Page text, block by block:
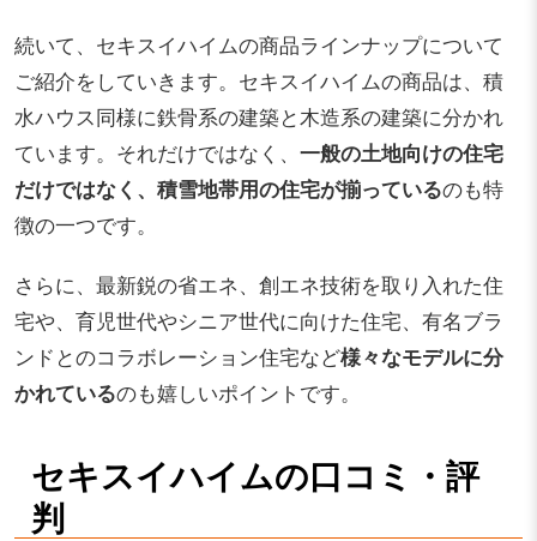
続いて、セキスイハイムの商品ラインナップについて
ご紹介をしていきます。セキスイハイムの商品は、積
水ハウス同様に鉄骨系の建築と木造系の建築に分かれ
ています。それだけではなく、 一般の土地向けの住宅
だけではなく、積雪地帯用の住宅が揃っているのも特
徴の一つです。
さらに、最新鋭の省エネ、創エネ技術を取り入れた住
宅や、育児世代やシニア世代に向けた住宅、有名ブラ
ンドとのコラボレーション住宅など様々なモデルに分
かれているのも嬉しいポイントです。
セキスイハイムの口コミ・評
判